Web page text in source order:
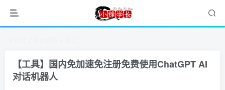
【工具】国内免加速免注册免费使用ChatGPT AI
对话机器人